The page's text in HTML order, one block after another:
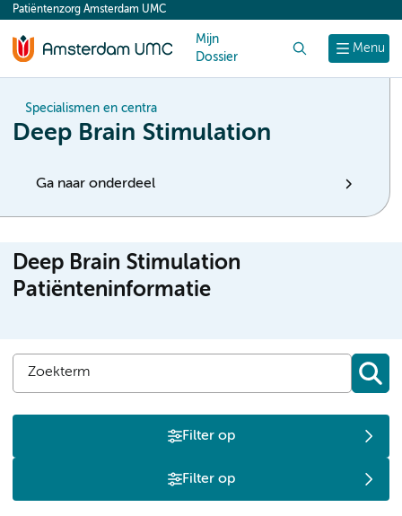
content
Menu
Patiëntenzorg Amsterdam UMC
Mijn
Dossier
Specialismen en centra
Deep Brain Stimulation
Ga naar onderdeel
Deep Brain Stimulation
Patiënteninformatie
Filter op
Filter op